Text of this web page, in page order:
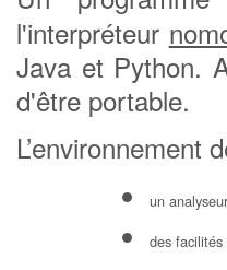
l'interpréteur
Java et Python.
d'être portable.
L’environnement
un
des facilités